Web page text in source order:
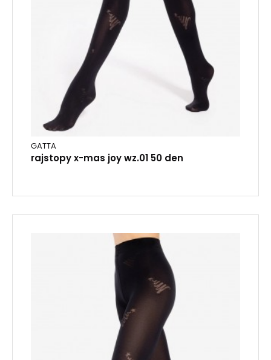
GATTA
rajstopy x-mas joy wz.01 50 den